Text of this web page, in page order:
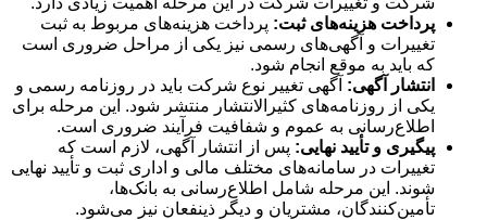
پرداخت هزینههای ثبت: پرداخت هزینه‌های مربوط به ثبت
تغییرات و آگهی‌های رسمی نیز یکی از مراحل ضروری است
که باید به موقع انجام شود.
انتشار
آگهی: آگهی تغییر نوع شرکت باید در روزنامه رسمی و
یکی از روزنامه‌های کثیرالانتشار منتشر شود. این مرحله برای
اطلاع‌رسانی به عموم و شفافیت فرآیند ضروری است.
پیگیری و تأیید نهایی: پس از انتشار آگهی، لازم است که
تغییرات در سامانه‌های مختلف مالی و اداری ثبت و تأیید نهایی
شوند. این مرحله شامل اطلاع‌رسانی به بانک‌ها،
تأمین‌کنندگان، مشتریان و دیگر ذینفعان نیز می‌شود.